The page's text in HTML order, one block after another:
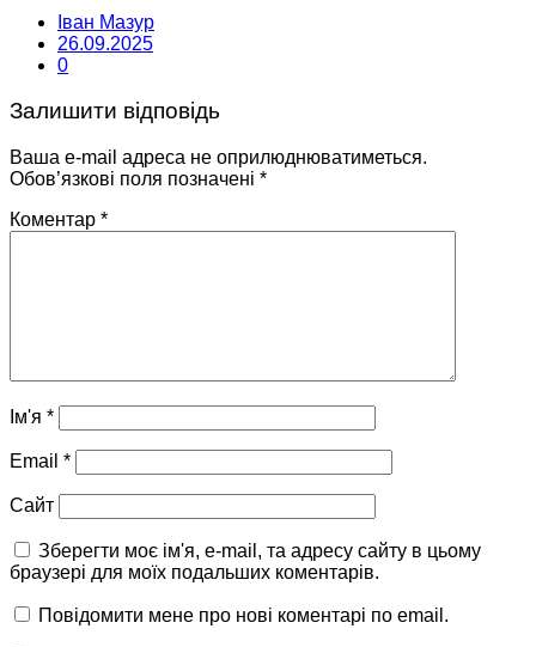
Іван Мазур
26.09.2025
0
Залишити відповідь
Ваша e-mail адреса не оприлюднюватиметься.
Обов’язкові поля позначені *
Коментар *
Ім'я *
Email *
Сайт
Зберегти моє ім'я, e-mail, та адресу сайту в цьому
браузері для моїх подальших коментарів.
Повідомити мене про нові коментарі по email.